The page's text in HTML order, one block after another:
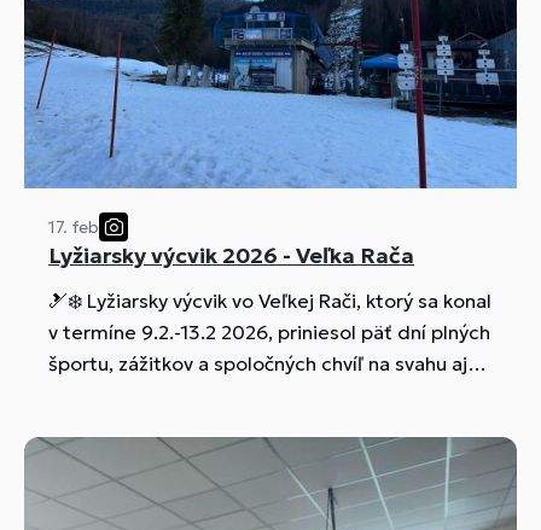
17. feb
Lyžiarsky výcvik 2026 - Veľka Rača
🎿❄️ Lyžiarsky výcvik vo Veľkej Rači, ktorý sa konal
v termíne 9.2.-13.2 2026, priniesol päť dní plných
športu, zážitkov a spoločných chvíľ na svahu aj
zdravoťáka Viktora", fandili sme našim
hokejistom. Nezabudnuteľná kombinácia
pohybu, priateľstva a skvelej atmosféry! 💙⛷️